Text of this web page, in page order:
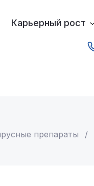
Карьерный рост
препараты /